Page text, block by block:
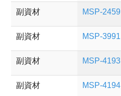
副資材 MSP-2459
副資材 MSP-3991
副資材 MSP-4193
副資材 MSP-4194